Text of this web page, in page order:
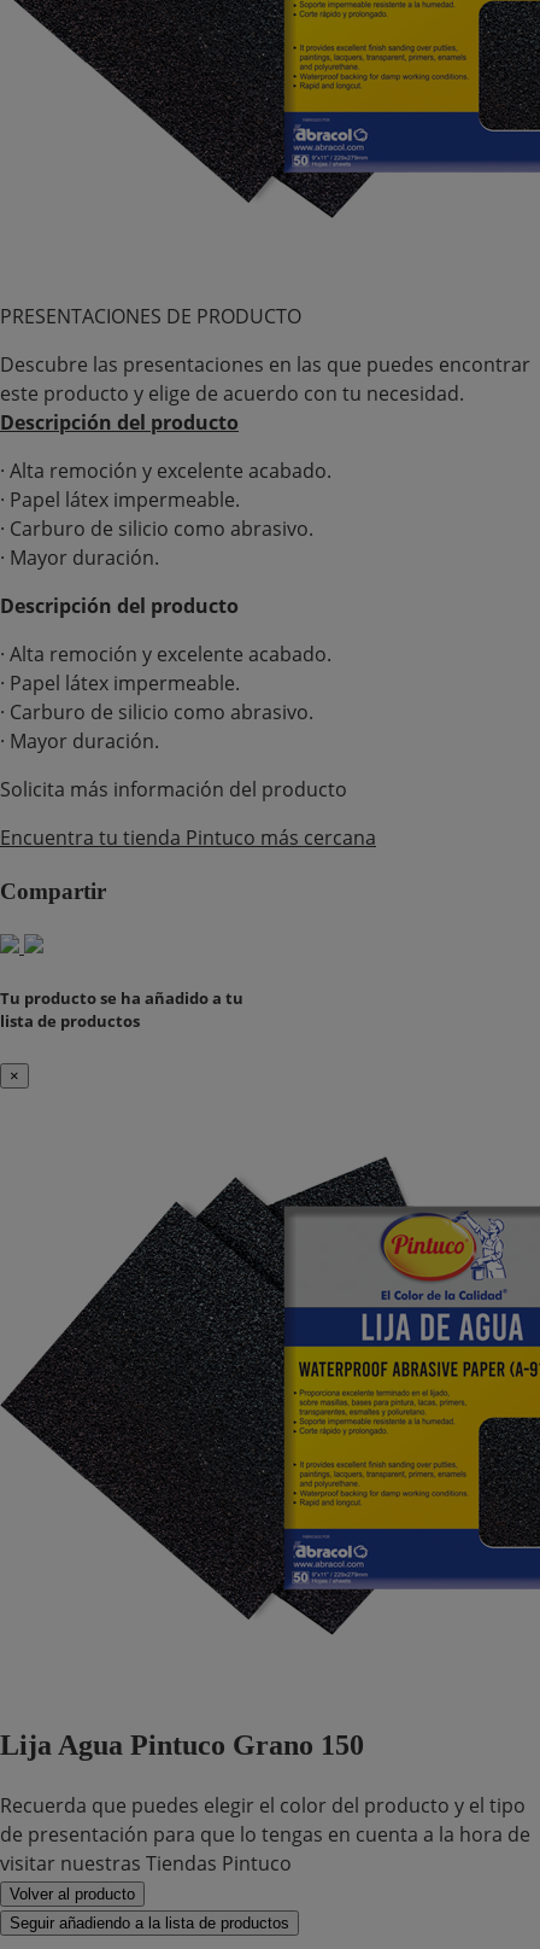
PRESENTACIONES DE PRODUCTO
Descubre las presentaciones en las que puedes encontrar
este producto y elige de acuerdo con tu necesidad.
Descripción del producto
· Alta remoción y excelente acabado.
· Papel látex impermeable.
· Carburo de silicio como abrasivo.
· Mayor duración.
Descripción del producto
· Alta remoción y excelente acabado.
· Papel látex impermeable.
· Carburo de silicio como abrasivo.
· Mayor duración.
Solicita más información del producto
Encuentra tu tienda Pintuco más cercana
Compartir
Tu producto se ha añadido a tu
lista de productos
×
Lija Agua Pintuco Grano 150
Recuerda que puedes elegir el color del producto y el tipo
de presentación para que lo tengas en cuenta a la hora de
visitar nuestras Tiendas Pintuco
Volver al producto
Seguir añadiendo a la lista de productos